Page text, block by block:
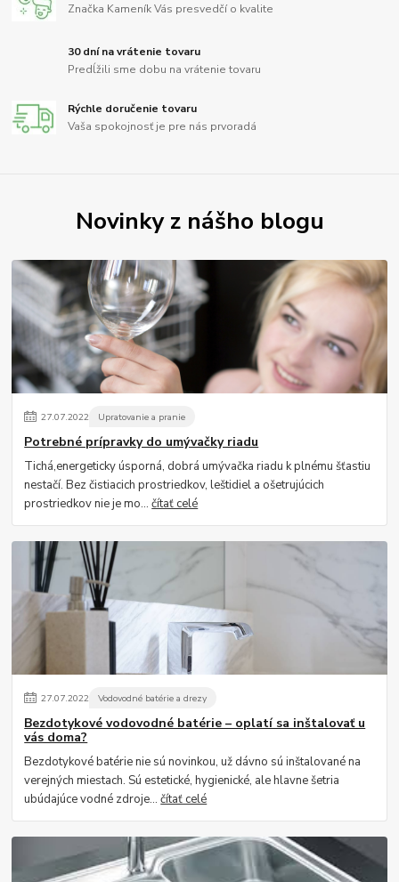
Značka Kameník Vás presvedčí o kvalite
30 dní na vrátenie tovaru
Predĺžili sme dobu na vrátenie tovaru
Rýchle doručenie tovaru
Vaša spokojnosť je pre nás prvoradá
Novinky z nášho blogu
27.07.2022 Upratovanie a pranie
Potrebné prípravky do umývačky riadu
Tichá,energeticky úsporná, dobrá umývačka riadu k plnému šťastiu
nestačí. Bez čistiacich prostriedkov, leštidiel a ošetrujúcich
prostriedkov nie je mo...čítať celé
27.07.2022 Vodovodné batérie a drezy
Bezdotykové vodovodné batérie – oplatí sa inštalovať u
vás doma?
Bezdotykové batérie nie sú novinkou, už dávno sú inštalované na
verejných miestach. Sú estetické, hygienické, ale hlavne šetria
ubúdajúce vodné zdroje...čítať celé